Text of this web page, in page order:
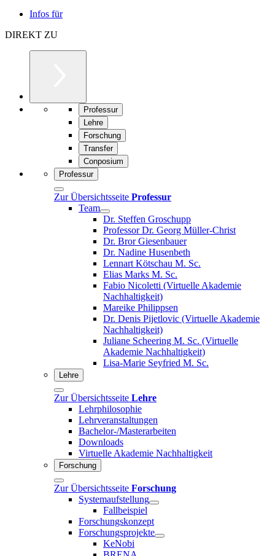
Infos für
DIREKT ZU
Professur
Lehre
Forschung
Transfer
Conposium
Professur
Zur Übersichtsseite Professur
Team
Dr. Steffen Groschupp
Professor Dr. Georg Müller-Christ
Dr. Bror Giesenbauer
Dr. Nadine Husenbeth
Lennart Kötschau M. Sc.
Elias Marks M. Sc.
Fabio Nicoletti (Virtuelle Akademie
Nachhaltigkeit)
Mareike Philippsen
Dr. Denis Pijetlovic (Virtuelle Akademie
Nachhaltigkeit)
Juliane Scheering M. Sc. (Virtuelle
Akademie Nachhaltigkeit)
Lisa-Marie Seyfried M. Sc.
Lehre
Zur Übersichtsseite Lehre
Lehrphilosophie
Lehrveranstaltungen
Bachelor-/Masterarbeiten
Downloads
Virtuelle Akademie Nachhaltigkeit
Forschung
Zur Übersichtsseite Forschung
Systemaufstellung
Fallbeispiel
Forschungskonzept
Forschungsprojekte
KeNobi